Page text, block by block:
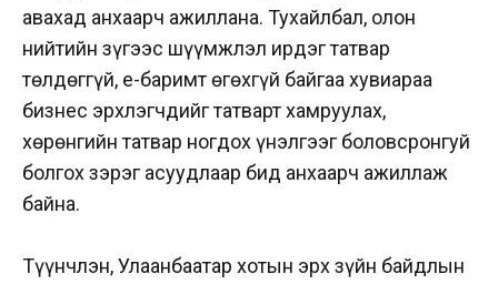
авахад анхаарч ажиллана. Тухайлбал, олон
нийтийн зүгээс шүүмжлэл ирдэг татвар
төлдөггүй, е-баримт өгөхгүй байгаа хувиараа
бизнес эрхлэгчдийг татварт хамруулах,
хөрөнгийн татвар ногдох үнэлгээг боловсронгуй
болгох зэрэг асуудлаар бид анхаарч ажиллаж
байна.
Түүнчлэн, Улаанбаатар хотын эрх зүйн байдлын